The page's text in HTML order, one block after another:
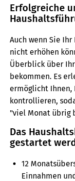
Erfolgreiche
Auch wenn Sie
nicht erhöhen
Überblick über
bekommen. Es
ermöglicht Ihnen,
kontrollieren,
"viel Monat übrig
Das
gestartet
12
Einnahmen